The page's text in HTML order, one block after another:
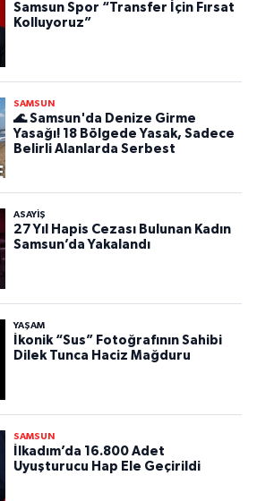
Samsun Spor “Transfer İçin Fırsat
Kolluyoruz”
SAMSUN
🌊 Samsun'da Denize Girme
Yasağı! 18 Bölgede Yasak, Sadece
Belirli Alanlarda Serbest
ASAYIŞ
27 Yıl Hapis Cezası Bulunan Kadın
Samsun’da Yakalandı
YAŞAM
İkonik “Sus” Fotoğrafının Sahibi
Dilek Tunca Haciz Mağduru
SAMSUN
İlkadım’da 16.800 Adet
Uyuşturucu Hap Ele Geçirildi